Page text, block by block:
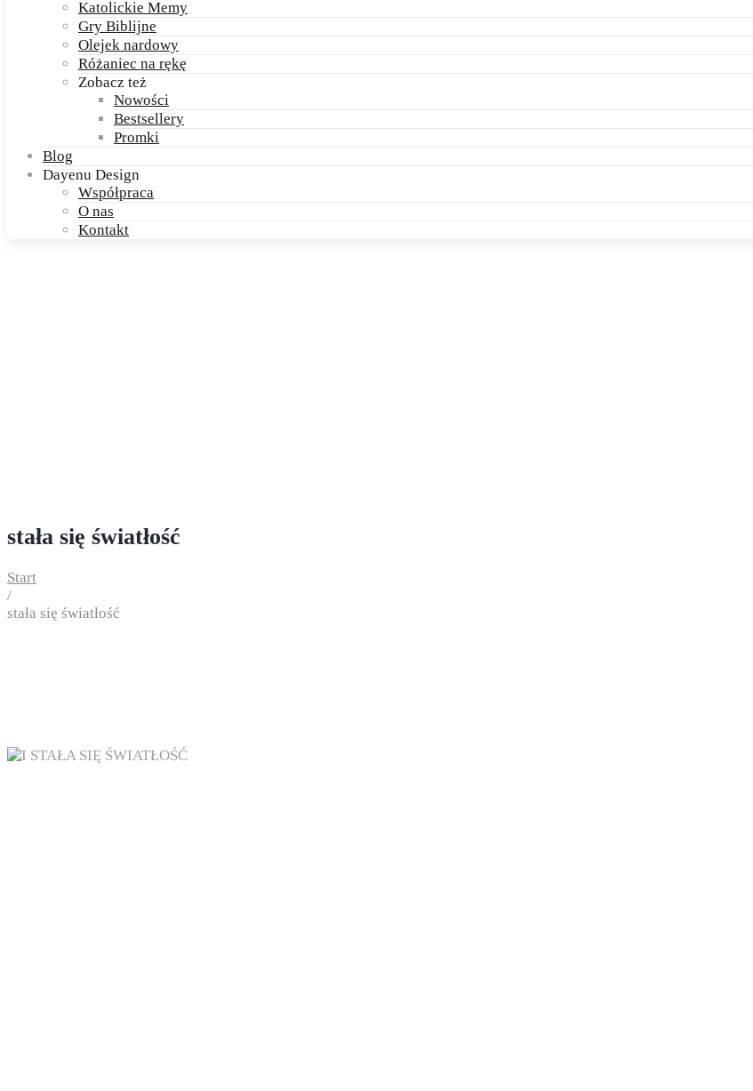
Katolickie Memy
Gry Biblijne
Olejek nardowy
Różaniec na rękę
Zobacz też
Nowości
Bestsellery
Promki
Blog
Dayenu Design
Współpraca
O nas
Kontakt
stała się światłość
Start
/
stała się światłość